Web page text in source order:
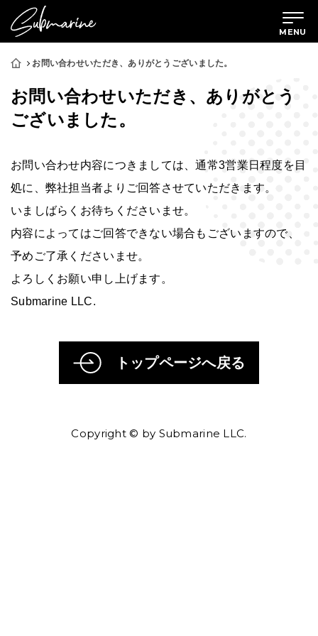
MENU
お問い合わせいただき、ありがとうございました。
お問い合わせいただき、ありがとう
ございました。
お問い合わせ内容につきましては、通常3営業日程度を目
処に、弊社担当者よりご回答させていただきます。
いましばらくお待ちくださいませ。
内容によってはご回答できない場合もございますので、
予めご了承くださいませ。
よろしくお願い申し上げます。
Submarine LLC.
トップページへ戻る
Copyright © by Submarine LLC.